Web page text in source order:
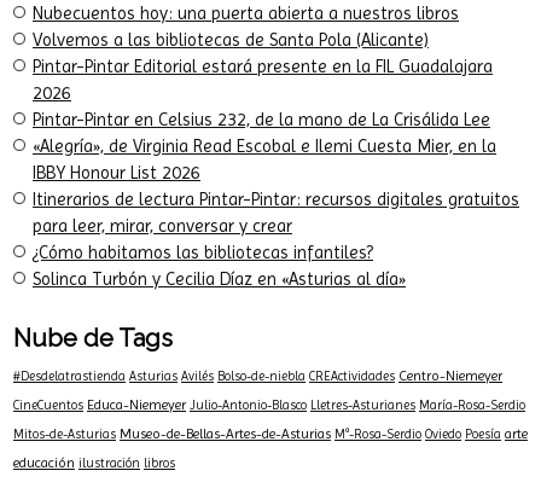
Nubecuentos hoy: una puerta abierta a nuestros libros
Volvemos a las bibliotecas de Santa Pola (Alicante)
Pintar-Pintar Editorial estará presente en la FIL Guadalajara
2026
Pintar-Pintar en Celsius 232, de la mano de La Crisálida Lee
«Alegría», de Virginia Read Escobal e Ilemi Cuesta Mier, en la
IBBY Honour List 2026
Itinerarios de lectura Pintar-Pintar: recursos digitales gratuitos
para leer, mirar, conversar y crear
¿Cómo habitamos las bibliotecas infantiles?
Solinca Turbón y Cecilia Díaz en «Asturias al día»
Nube de Tags
#Desdelatrastienda Asturias Avilés Bolso-de-niebla CREActividades Centro-Niemeyer
CineCuentos Educa-Niemeyer Julio-Antonio-Blasco Lletres-Asturianes María-Rosa-Serdio
Mitos-de-Asturias Museo-de-Bellas-Artes-de-Asturias Mª-Rosa-Serdio Oviedo Poesía arte
educación ilustración libros